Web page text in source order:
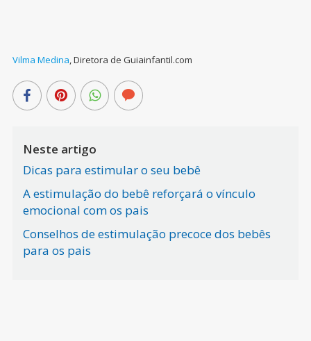
Vilma Medina,Diretora de Guiainfantil.com
Neste artigo
Dicas para estimular o seu bebê
A estimulação do bebê reforçará o vínculo
emocional com os pais
Conselhos de estimulação precoce dos bebês
para os pais